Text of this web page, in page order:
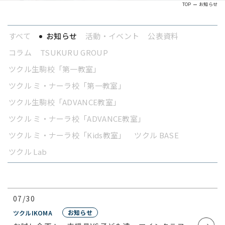
TOP お知らせ
すべて お知らせ 活動・イベント
公表資料
コラム
TSUKURU GROUP
ツクル生駒校「第一教室」
ツクル ミ・ナーラ校「第一教室」
ツクル生駒校「ADVANCE教室」
ツクル ミ・ナーラ校「ADVANCE教室」
ツクル ミ・ナーラ校「Kids教室」
ツクル BASE
ツクル Lab
ツクルIKOMA お知らせ
07/30